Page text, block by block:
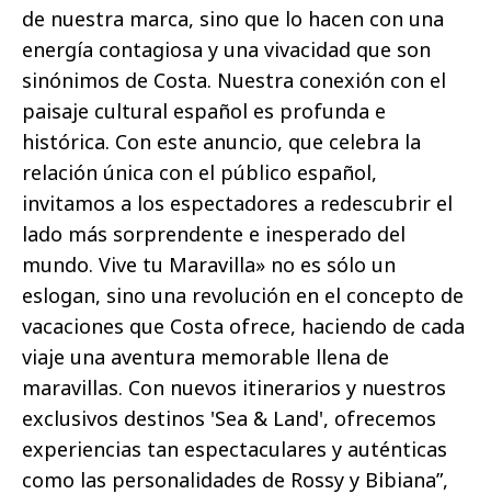
de nuestra marca, sino que lo hacen con una
energía contagiosa y una vivacidad que son
sinónimos de Costa. Nuestra conexión con el
paisaje cultural español es profunda e
histórica. Con este anuncio, que celebra la
relación única con el público español,
invitamos a los espectadores a redescubrir el
lado más sorprendente e inesperado del
mundo. Vive tu Maravilla» no es sólo un
eslogan, sino una revolución en el concepto de
vacaciones que Costa ofrece, haciendo de cada
viaje una aventura memorable llena de
maravillas. Con nuevos itinerarios y nuestros
exclusivos destinos 'Sea & Land', ofrecemos
experiencias tan espectaculares y auténticas
como las personalidades de Rossy y Bibiana”,